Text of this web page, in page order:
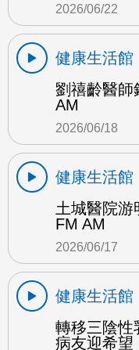
2026/06/22
健康生活館
劉禧齡醫師
AM
2026/06/18
健康生活館
土城醫院
FM AM
2026/06/17
健康生活館
轉移三陰性
病友迎希望